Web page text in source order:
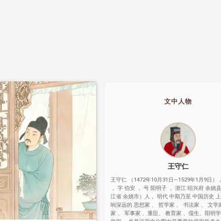
文中人物
王守仁
王守仁 （1472年10月31日—1529年1月9日）
， 字 伯安 ， 号 阳明子 ， 浙江 绍兴府 余姚
江省 余姚市）人， 明代 中期乃至 中国历史
响深远的 思想家 、 哲学家 、 书法家 、 文学
家 、 军事家 、重臣、 教育家 、儒生、阳明